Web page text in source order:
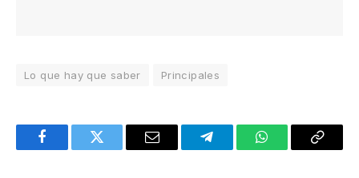
Lo que hay que saber Principales
FacebookTwitter Email TelegramWhatsAppCopy